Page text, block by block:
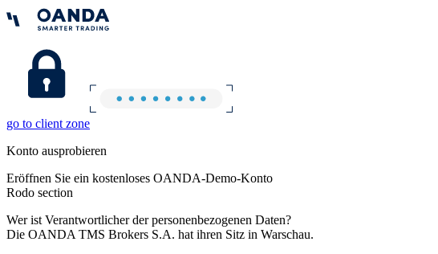
go to client zone
Konto ausprobieren
Eröffnen Sie ein kostenloses OANDA-Demo-Konto
Rodo section
Wer ist Verantwortlicher der personenbezogenen Daten?
Die OANDA TMS Brokers S.A. hat ihren Sitz in Warschau.